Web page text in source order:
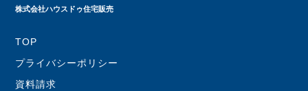
株式会社ハウスドゥ住宅販売
TOP
プライバシーポリシー
資料請求